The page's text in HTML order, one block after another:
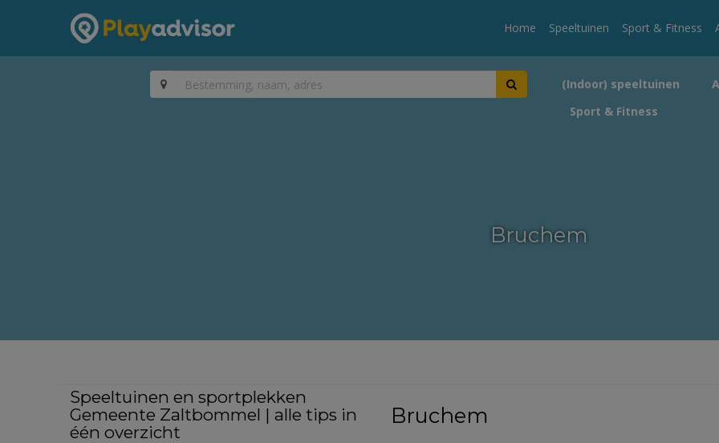
Home Speeltuinen Sport & Fitness
(Indoor) speeltuinen
Sport & Fitness
Bruchem
Speeltuinen en sportplekken
Gemeente Zaltbommel | alle tips in
één overzicht
Bruchem